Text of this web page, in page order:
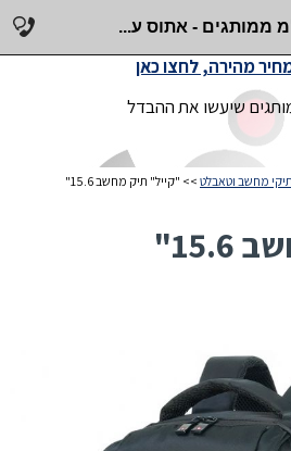
ממותגים - אתוס ע...
שיעשו את ההבדל
מהירה, לחצו כאן
תיקי מחשב וטאבלט >> "קייל" תיק מחשב 15.6"